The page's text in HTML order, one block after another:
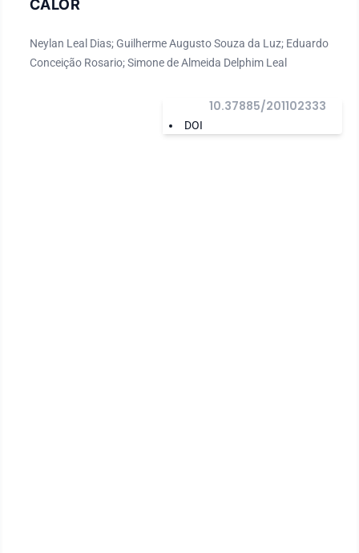
CALOR
Neylan Leal Dias; Guilherme Augusto Souza da Luz; Eduardo
Conceição Rosario; Simone de Almeida Delphim Leal
DOI
10.37885/201102333